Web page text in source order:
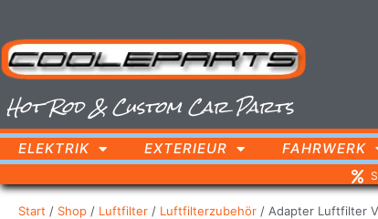
Hot Rod & Custom Car Parts
ELEKTRIK EXTERIEUR FAHRWERK
Start / Shop / Luftfilter / Luftfilterzubehör / Adapter Luftfilter